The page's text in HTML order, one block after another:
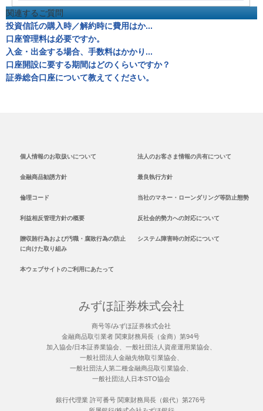
関連するご質問
投資信託の購入時／解約時に費用はか...
口座管理料は必要ですか。
入金・出金する場合、手数料はかかり...
口座開設に要する期間はどのくらいですか？
証券総合口座について教えてください。
個人情報のお取扱いについて 法人のお客さま情報の共有について
金融商品勧誘方針 最良執行方針
倫理コード 当社のマネー・ローンダリング等防止態勢
利益相反管理方針の概要 反社会的勢力への対応について
贈収賄行為および汚職・腐敗行為の防止
に向けた取り組み
システム障害時の対応について
本ウェブサイトのご利用にあたって
みずほ証券株式会社
商号等/みずほ証券株式会社
金融商品取引業者 関東財務局長（金商）第94号
加入協会/日本証券業協会、一般社団法人資産運用業協会、
一般社団法人金融先物取引業協会、
一般社団法人第二種金融商品取引業協会、
一般社団法人日本STO協会
銀行代理業 許可番号 関東財務局長（銀代）第276号